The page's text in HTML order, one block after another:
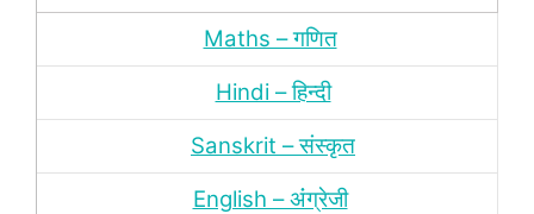
Maths – गणित
Hindi – हिन्‍दी
Sanskrit – संस्‍कृत
English – अंंग्रेजी